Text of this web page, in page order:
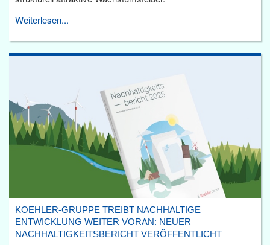
Weiterlesen...
KOEHLER-GRUPPE TREIBT NACHHALTIGE
ENTWICKLUNG WEITER VORAN: NEUER
NACHHALTIGKEITSBERICHT VERÖFFENTLICHT